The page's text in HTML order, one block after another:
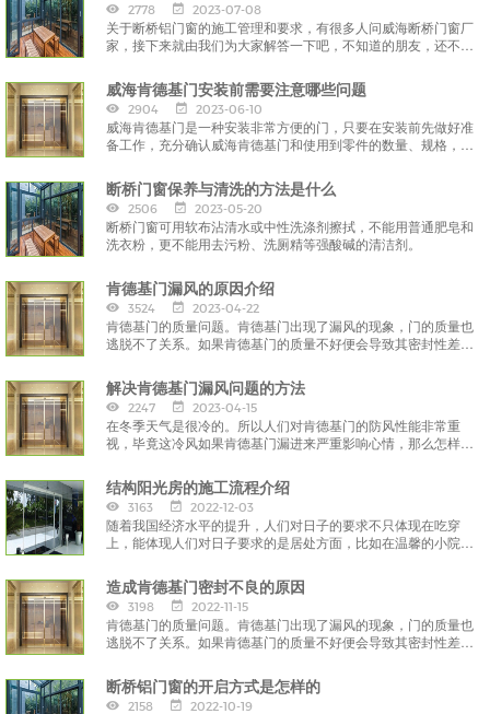
2778 2023-07-08
关于断桥铝门窗的施工管理和要求，有很多人问威海断桥门窗厂
家，接下来就由我们为大家解答一下吧，不知道的朋友，还不看
威海肯德基门安装前需要注意哪些问题
2904 2023-06-10
威海肯德基门是一种安装非常方便的门，只要在安装前先做好准
备工作，充分确认威海肯德基门和使用到零件的数量、规格，对
断桥门窗保养与清洗的方法是什么
2506 2023-05-20
断桥门窗可用软布沾清水或中性洗涤剂擦拭，不能用普通肥皂和
洗衣粉，更不能用去污粉、洗厕精等强酸碱的清洁剂。
肯德基门漏风的原因介绍
3524 2023-04-22
肯德基门的质量问题。肯德基门出现了漏风的现象，门的质量也
逃脱不了关系。如果肯德基门的质量不好便会导致其密封性差，
解决肯德基门漏风问题的方法
2247 2023-04-15
在冬季天气是很冷的。所以人们对肯德基门的防风性能非常重
视，毕竟这冷风如果肯德基门漏进来严重影响心情，那么怎样解
结构阳光房的施工流程介绍
3163 2022-12-03
随着我国经济水平的提升，人们对日子的要求不只体现在吃穿
上，能体现人们对日子要求的是居处方面，比如在温馨的小院里
造成肯德基门密封不良的原因
3198 2022-11-15
肯德基门的质量问题。肯德基门出现了漏风的现象，门的质量也
逃脱不了关系。如果肯德基门的质量不好便会导致其密封性差，
断桥铝门窗的开启方式是怎样的
2158 2022-10-19